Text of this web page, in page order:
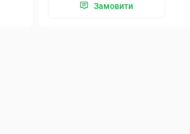
Замовити